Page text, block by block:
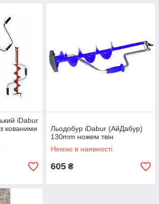
iDabur
кованими
Льодобур iDabur (АйДабур)
130mm ножем твін
Немає в наявності
605 ₴